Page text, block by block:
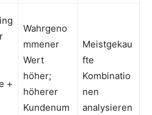
+
Wahrgeno
mmener
Wert
höher;
höherer
Kundenum
Meistgekau
fte
Kombinatio
nen
analysieren